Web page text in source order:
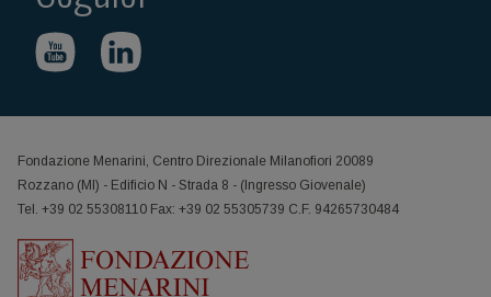
Fondazione Menarini, Centro Direzionale Milanofiori 20089
Rozzano (MI) - Edificio N - Strada 8 - (Ingresso Giovenale)
Tel. +39 02 55308110 Fax: +39 02 55305739 C.F. 94265730484